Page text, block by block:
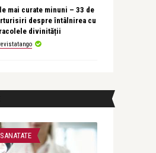
mai curate minuni – 33 de
despre întâlnirea cu
divinității